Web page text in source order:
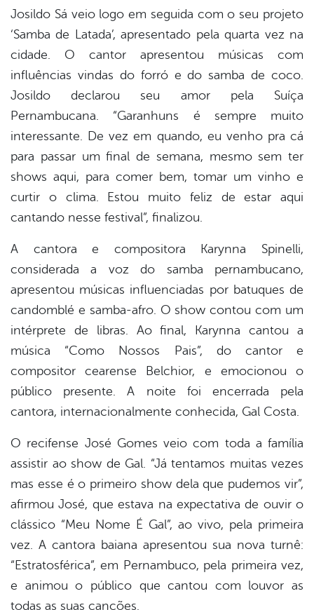
Josildo Sá veio logo em seguida com o seu projeto
‘Samba de Latada’, apresentado pela quarta vez na
cidade. O cantor apresentou músicas com
influências vindas do forró e do samba de coco.
Josildo declarou seu amor pela Suíça
Pernambucana. “Garanhuns é sempre muito
interessante. De vez em quando, eu venho pra cá
para passar um final de semana, mesmo sem ter
shows aqui, para comer bem, tomar um vinho e
curtir o clima. Estou muito feliz de estar aqui
cantando nesse festival”, finalizou.
A cantora e compositora Karynna Spinelli,
considerada a voz do samba pernambucano,
apresentou músicas influenciadas por batuques de
candomblé e samba-afro. O show contou com um
intérprete de libras. Ao final, Karynna cantou a
música “Como Nossos Pais”, do cantor e
compositor cearense Belchior, e emocionou o
público presente. A noite foi encerrada pela
cantora, internacionalmente conhecida, Gal Costa.
O recifense José Gomes veio com toda a família
assistir ao show de Gal. “Já tentamos muitas vezes
mas esse é o primeiro show dela que pudemos vir”,
afirmou José, que estava na expectativa de ouvir o
clássico “Meu Nome É Gal”, ao vivo, pela primeira
vez. A cantora baiana apresentou sua nova turnê:
“Estratosférica”, em Pernambuco, pela primeira vez,
e animou o público que cantou com louvor as
todas as suas canções.